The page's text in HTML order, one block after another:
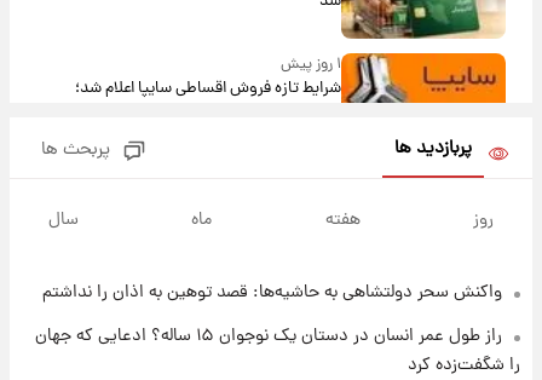
۱ روز پیش
شرایط تازه فروش اقساطی سایپا اعلام شد؛
قیمت سکه و طلا فردا
۱ روز پیش
پربازدید ها پربحث ها
روز هفته ماه سال
واکنش سحر دولتشاهی به حاشیه‌ها: قصد توهین به اذان را نداشتم
راز طول عمر انسان در دستان یک نوجوان ۱۵ ساله؟ ادعایی که جهان
را شگفت‌زده کرد